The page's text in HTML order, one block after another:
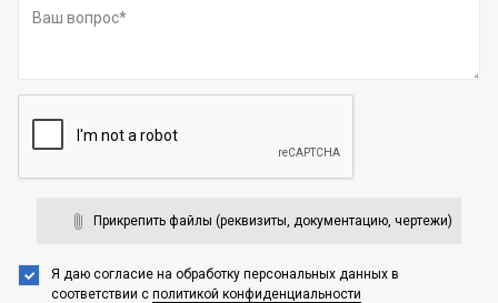
Прикрепить файлы (реквизиты, документацию, чертежи)
Я даю согласие на обработку персональных данных в
соответствии с политикой конфиденциальности